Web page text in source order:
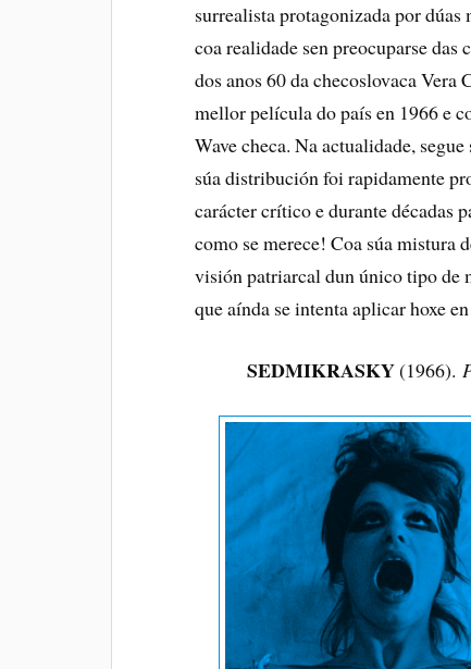
surrealista protagonizada por
coa realidade sen preocuparse
dos anos 60 da checoslovaca
mellor película do país en 1966 e
Wave checa. Na actualidade,
súa distribución foi rapidamente
carácter crítico e durante décadas
como se merece! Coa súa mistura
visión patriarcal dun único tipo de
que aínda se intenta aplicar hoxe
SEDMIKRASKY(1966).